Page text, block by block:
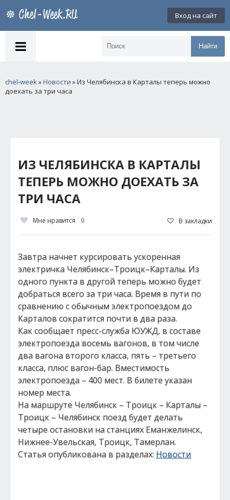
Вход на сайт
Найти
chel-week»Новости » Из Челябинска в Карталы теперь можно
доехать за три часа
ИЗ ЧЕЛЯБИНСКА В КАРТАЛЫ
ТЕПЕРЬ МОЖНО ДОЕХАТЬ ЗА
ТРИ ЧАСА
Мне нравится 0 В закладки
Завтра начнет курсировать ускоренная
электричка Челябинск–Троицк–Карталы. Из
одного пункта в другой теперь можно будет
добраться всего за три часа. Время в пути по
сравнению с обычным электропоездом до
Карталов сократится почти в два раза.
Как сообщает пресс-служба ЮУЖД, в составе
электропоезда восемь вагонов, в том числе
два вагона второго класса, пять – третьего
класса, плюс вагон-бар. Вместимость
электропоезда – 400 мест. В билете указан
номер места.
На маршруте Челябинск – Троицк – Карталы –
Троицк – Челябинск поезд будет делать
четыре остановки на станциях Еманжелинск,
Нижнее-Увельская, Троицк, Тамерлан.
Статья опубликована в разделах: Новости